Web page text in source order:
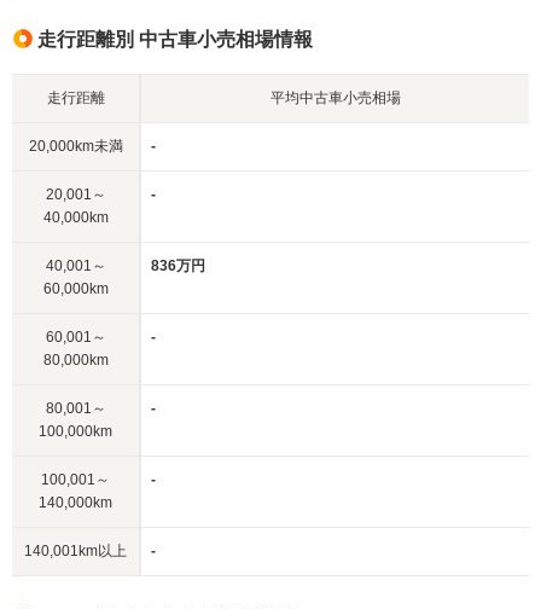
走行距離別 中古車小売相場情報
走行距離 平均中古車小売相場
20,000km未満 -
20,001～
40,000km
-
40,001～
60,000km
836万円
60,001～
80,000km
-
80,001～
100,000km
-
100,001～
140,000km
-
140,001km以上 -